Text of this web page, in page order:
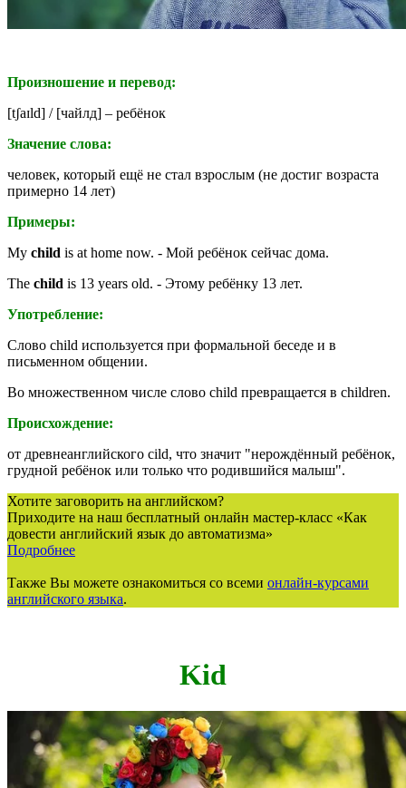
Произношение и перевод:
[tʃaɪld] / [чайлд] – ребёнок
Значение слова:
человек, который ещё не стал взрослым (не достиг возраста
примерно 14 лет)
Примеры:
My child is at home now. - Мой ребёнок сейчас дома.
The child is 13 years old. - Этому ребёнку 13 лет.
Употребление:
Слово child используется при формальной беседе и в
письменном общении.
Во множественном числе слово child превращается в children.
Происхождение:
от древнеанглийского cild, что значит "нерождённый ребёнок,
грудной ребёнок или только что родившийся малыш".
Хотите заговорить на английском?
Приходите на наш бесплатный онлайн мастер-класс «Как
довести английский язык до автоматизма»
Подробнее
Также Вы можете ознакомиться со всеми онлайн-курсами
английского языка.
Kid